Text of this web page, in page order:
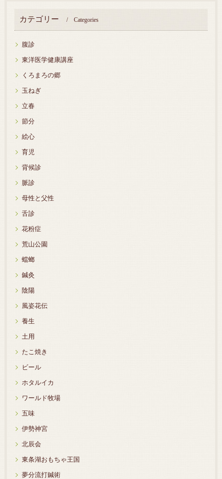
カテゴリー Categories
腹診
東洋医学健康講座
くろまろの郷
玉ねぎ
立春
節分
絵心
育児
背候診
脈診
母性と父性
舌診
花粉症
荒山公園
蟷螂
鍼灸
陰陽
風姿花伝
養生
土用
たこ焼き
ビール
ホタルイカ
ワールド牧場
五味
伊勢神宮
北辰会
東条湖おもちゃ王国
夢分流打鍼術